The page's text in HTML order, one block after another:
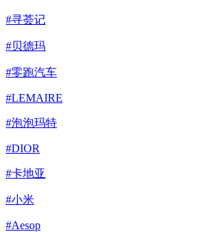
#寻荟记
#贝德玛
#零跑汽车
#LEMAIRE
#泡泡玛特
#DIOR
#卡地亚
#小米
#Aesop